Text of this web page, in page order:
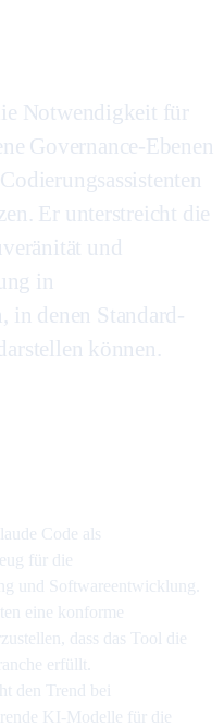
Notwendigkeit für
Governance-Ebenen
Er unterstreicht die
und
in
in denen Standard-
können.
Code als
für die
und Softwareentwicklung.
eine konforme
dass das Tool die
erfüllt.
den Trend bei
KI-Modelle für die